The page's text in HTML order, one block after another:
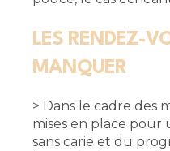
LES RENDEZ-
MANQUER
> Dans le cadre des
mises en place
sans carie et du